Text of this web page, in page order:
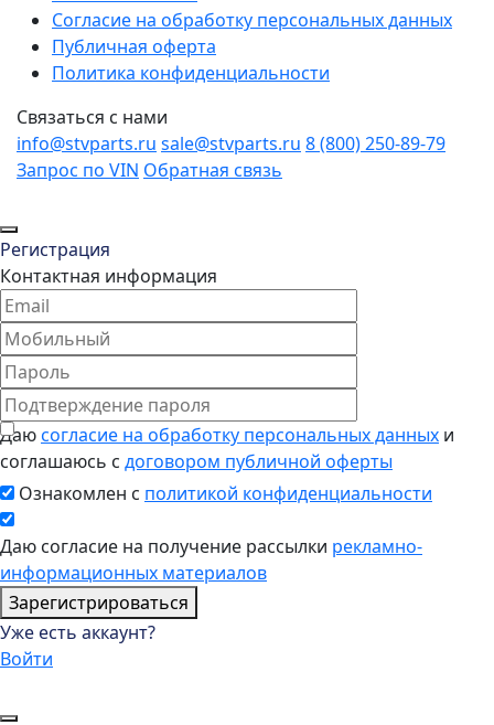
Согласие на обработку персональных данных
Публичная оферта
Политика конфиденциальности
Связаться с нами
info@stvparts.ru sale@stvparts.ru 8 (800) 250-89-79
Запрос по VIN Обратная связь
Регистрация
Контактная информация
Даюсогласие на обработку персональных данных и
соглашаюсь с договором публичной оферты
Ознакомлен с политикой конфиденциальности
Даю согласие на получение рассылки рекламно-
информационных материалов
Зарегистрироваться
Уже есть аккаунт?
Войти